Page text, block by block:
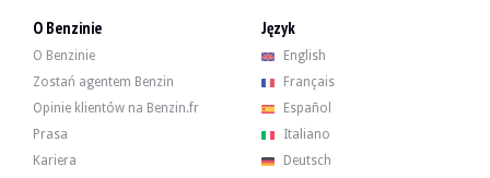
0724 Edition Sport
0760 Poli brilliant Shadow line
0772 Wykończenie wnętrza Alu Black Cube
0775 Antracytowa flaga
0788 Jante ALU BMW, osoba fizyczna
0832 Akumulator w bagażniku
O Benzinie
O Benzinie
Zostań agentem Benzin
Opinie klientów na Benzin.fr
Prasa
Kariera
Język
English
Français
Español
Italiano
Deutsch